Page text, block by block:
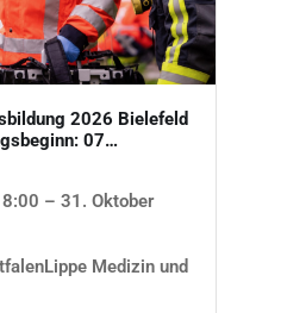
2026 Bielefeld
07…
– 31. Oktober
Medizin und